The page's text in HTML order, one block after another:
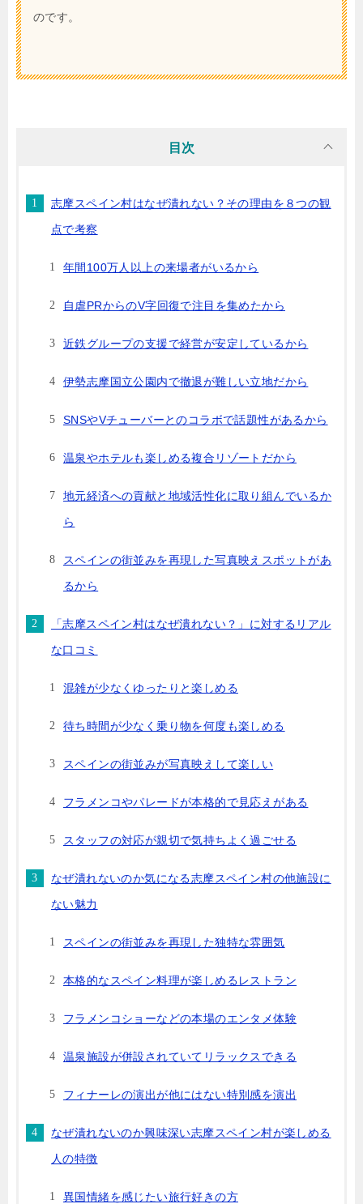
のです。
目次
志摩スペイン村はなぜ潰れない？その理由を８つの観
点で考察
年間100万人以上の来場者がいるから
自虐PRからのV字回復で注目を集めたから
近鉄グループの支援で経営が安定しているから
伊勢志摩国立公園内で撤退が難しい立地だから
SNSやVチューバーとのコラボで話題性があるから
温泉やホテルも楽しめる複合リゾートだから
地元経済への貢献と地域活性化に取り組んでいるか
ら
スペインの街並みを再現した写真映えスポットがあ
るから
「志摩スペイン村はなぜ潰れない？」に対するリアル
な口コミ
混雑が少なくゆったりと楽しめる
待ち時間が少なく乗り物を何度も楽しめる
スペインの街並みが写真映えして楽しい
フラメンコやパレードが本格的で見応えがある
スタッフの対応が親切で気持ちよく過ごせる
なぜ潰れないのか気になる志摩スペイン村の他施設に
ない魅力
スペインの街並みを再現した独特な雰囲気
本格的なスペイン料理が楽しめるレストラン
フラメンコショーなどの本場のエンタメ体験
温泉施設が併設されていてリラックスできる
フィナーレの演出が他にはない特別感を演出
なぜ潰れないのか興味深い志摩スペイン村が楽しめる
人の特徴
異国情緒を感じたい旅行好きの方